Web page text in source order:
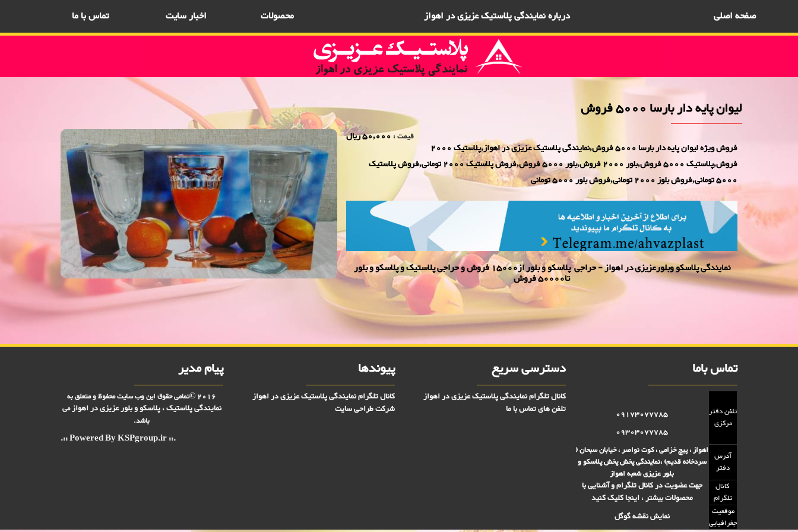
صفحه اصلی درباره نمایندگی پلاستیک عزیزی در اهواز محصولات اخبار سایت تماس با ما
لیوان پایه دار بارسا 5000 فروش
قیمت :50,000 ریال
فروش ویژه لیوان پایه دار بارسا 5000 فروش,نمایندگی پلاستیک عزیزی در اهواز,پلاستیک 2000
فروش,پلاستیک 5000 فروش,بلور 2000 فروش,بلور 5000 فروش,فروش پلاستیک 2000 تومانی,فروش پلاستیک
5000 تومانی,فروش بلوز 2000 تومانی,فروش بلور 5000 تومانی
نمایندگی پلاسكو وبلورعزیزی در اهواز - حراجی پلاسکو و بلور از15000 فروش و حراجی پلاستیک و پلاسکو و بلور
تا50000 فروش
لیوان پایه دار بارسا 5000 فروش
فروش ویژه لیوان پایه دار بارسا 5000 فروش,نمایندگی پلاستیک عزیزی در اهواز,پلاستیک 2000 فروش,پلاستیک 5000 فروش,بلور 2000 فروش,بلور 5000 فروش,فروش پلاستیک 2000 تومانی,فروش
تماس باما
تلفن دفتر
مرکزی
09173077785
09303077785
آدرس
دفتر
اهواز ، پیچ خزامی ، کوت نواصر ، خیابان سبحان (
سردخانه قدیم) ،نمایندگی پخش پخش پلاسکو و
بلور عزیزی شعبه اهواز
کانال
تلگرام
جهت عضویت در کانال تلگرام و آشنایی با
محصولات بیشتر ، اینجا کلیک کنید
موقعیت
جغرافیایی
نمایش نقشه گوگل
دسترسی سریع
کانال تلگرام نمایندگی پلاستیک عزیزی در اهواز
تلفن های تماس با ما
پیوندها
کانال تلگرام نمایندگی پلاستیک عزیزی در اهواز
شرکت طراحی سایت
پیام مدیر
2016 ©تمامی حقوق این وب سایت محفوظ و متعلق به
نمایندگی پلاستیک ، پلاسکو و بلور عزیزی دراهوازمی
باشد.
.:: Powered By KSPgroup.ir ::.